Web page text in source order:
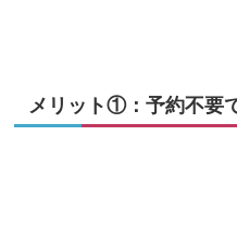
メリット①：予約不要